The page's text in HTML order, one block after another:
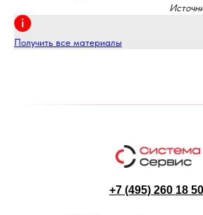
Получить все материалы
+7 (495) 260 18 50